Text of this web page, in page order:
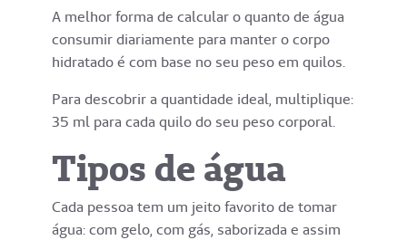
A melhor forma de calcular o quanto de água
consumir diariamente para manter o corpo
hidratado é com base no seu peso em quilos.
Para descobrir a quantidade ideal, multiplique:
35 ml para cada quilo do seu peso corporal.
Tipos de água
Cada pessoa tem um jeito favorito de tomar
água: com gelo, com gás, saborizada e assim